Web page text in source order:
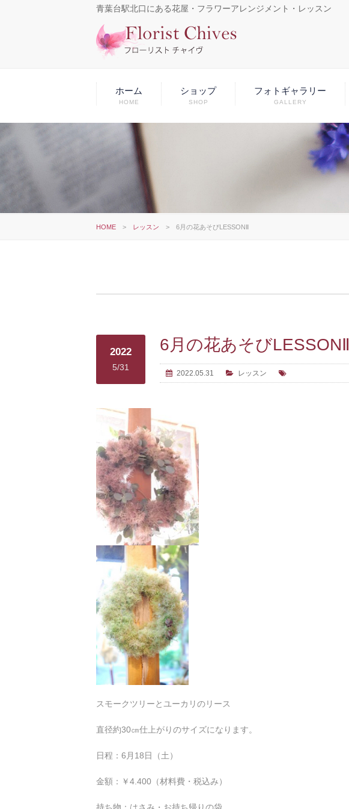
青葉台駅北口にある花屋・フラワーアレンジメント・レッスン
ホーム
HOME
ショップ
SHOP
フォトギャラリー
GALLERY
HOME > レッスン > 6月の花あそびLESSONⅡ
2022
5/31
6月の花あそびLESSONⅡ
2022.05.31 レッスン
スモークツリーとユーカリのリース
直径約30㎝仕上がりのサイズになります。
日程：6月18日（土）
金額：￥4.400（材料費・税込み）